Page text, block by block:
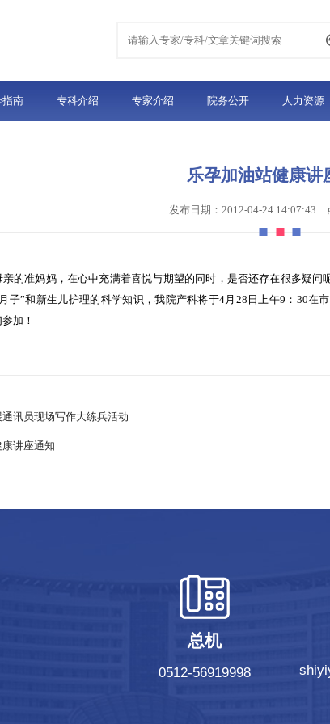
指南 专科介绍 专家介绍 院务公开 人力资源
乐孕加油站健康讲
发布日期：2012-04-24 14:07:43
亲的准妈妈，在心中充满着喜悦与期望的同时，是否还存在很多疑
子”和新生儿护理的科学知识，我院产科将于4月28日上午9：30在
加！
讯员现场写作大练兵活动
讲座通知
总机
0512-56919998